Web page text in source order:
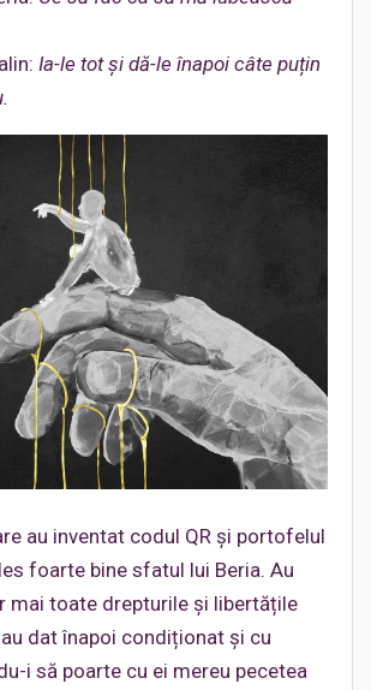
Ia-le tot și dă-le înapoi câte puțin
au inventat codul QR și portofelul
foarte bine sfatul lui Beria. Au
mai toate drepturile și libertățile
dat înapoi condiționat și cu
i să poarte cu ei mereu pecetea